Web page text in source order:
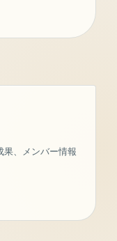
果、メンバー情報